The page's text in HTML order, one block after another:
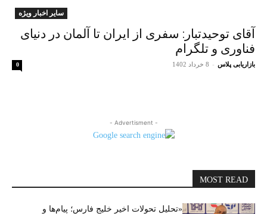
سایر اخبار ویژه
آقای توحیدتبار: سفری از ایران تا آلمان در دنیای
فناوری و تلگرام
بازاریابی پلاس - 8 خرداد 1402 0
- Advertisment -
MOST READ
«تحلیل تحولات اخیر خلیج فارس؛ پیام‌ها و